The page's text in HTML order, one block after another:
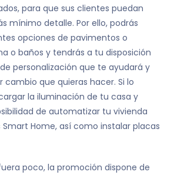
para que sus clientes puedan
mínimo detalle. Por ello, podrás
opciones de pavimentos o
o baños y tendrás a tu disposición
personalización que te ayudará y
cambio que quieras hacer. Si lo
la iluminación de tu casa y
de automatizar tu vivienda
Smart Home, así como instalar placas
poco, la promoción dispone de